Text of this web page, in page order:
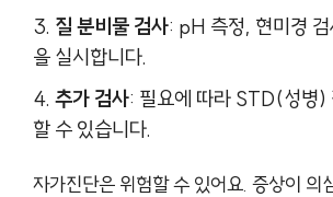
질 분비물 검사: pH 측정, 현미경
을 실시합니다.
추가 검사: 필요에 따라 STD(성병)
할 수 있습니다.
자가진단은 위험할 수 있어요. 증상이 의